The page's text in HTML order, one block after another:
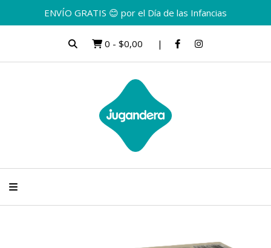
ENVÍO GRATIS 😊 por el Día de las Infancias
0 - $0,00